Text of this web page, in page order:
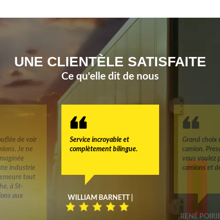
UNE CLIENTÈLE SATISFAITE
Ce qu'elle dit de nous
de voir
Je ne
industrie
tout
à St-
aux
Service incroyable et
complètement bilingue.
WILLIAM BARNETT |
Grand choix
camion.
vous voulez
camions et
RENÉ